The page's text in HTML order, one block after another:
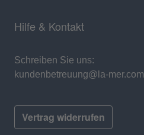
Hilfe & Kontakt
Schreiben Sie uns:
kundenbetreuung@la-mer.com
Vertrag widerrufen